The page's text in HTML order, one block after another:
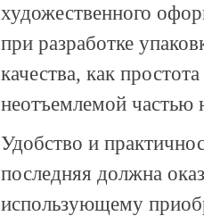
художественного
при разработке
качества, как
неотъемлемой частью
Удобство и
последняя должна
использующему